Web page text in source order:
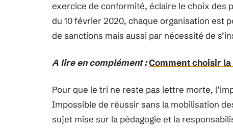
exercice de conformité, éclaire le choix des
du 10 février 2020, chaque organisation est
de sanctions mais aussi par nécessité de
A lire en complément :Comment choisir
Pour que le tri ne reste pas lettre morte,
Impossible de réussir sans la mobilisation
sujet mise sur la pédagogie et la